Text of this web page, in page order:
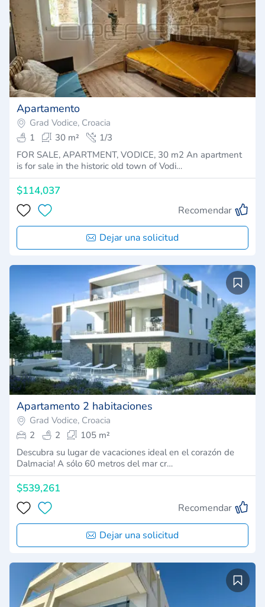
Apartamento
Grad Vodice, Croacia
1
30 m²
1/3
FOR SALE, APARTMENT, VODICE, 30 m2 An apartment
is for sale in the historic old town of Vodi…
$114,037
Recomendar
Dejar una solicitud
Apartamento 2 habitaciones
Grad Vodice, Croacia
2
2
105 m²
Descubra su lugar de vacaciones ideal en el corazón de
Dalmacia! A sólo 60 metros del mar cr…
$539,261
Recomendar
Dejar una solicitud